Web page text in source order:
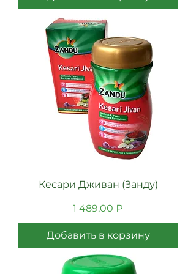
Кесари Дживан (Занду)
Цена
1 489,00 ₽
Добавить в корзину